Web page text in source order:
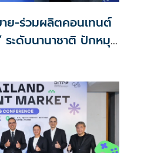
ย-ร่วมผลิตคอนเทนต์
ระดับนานาชาติ ปักหมุด